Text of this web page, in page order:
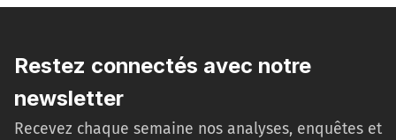
Restez connectés avec notre
newsletter
Recevez chaque semaine nos analyses, enquêtes et